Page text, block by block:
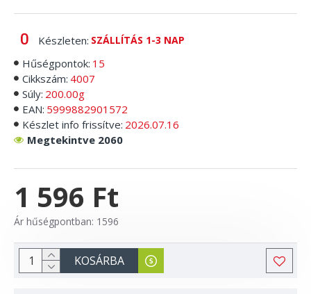
1 596 Ft
Ár hűségpontban: 1596
Készleten: SZÁLLÍTÁS 1-3 NAP
Hűségpontok: 15
Cikkszám: 4007
Súly: 200.00g
EAN: 5999882901572
Készlet info frissítve: 2026.07.16
Megtekintve 2060
KOSÁRBA